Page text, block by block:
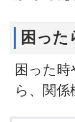
困っ
困った
ら、関